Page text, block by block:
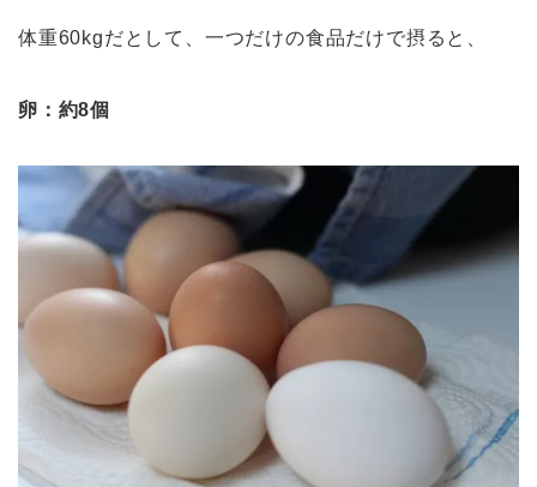
体重60kgだとして、一つだけの食品だけで摂ると、
卵：約8個